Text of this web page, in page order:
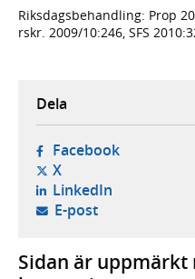
Riksdagsbehandling: Prop
rskr. 2009/10:246, SFS
Dela
Facebook- öppnas i
X- öppnas i ny flik,
LinkedIn- öppnas i
E-post- öppnar din
Sidan är